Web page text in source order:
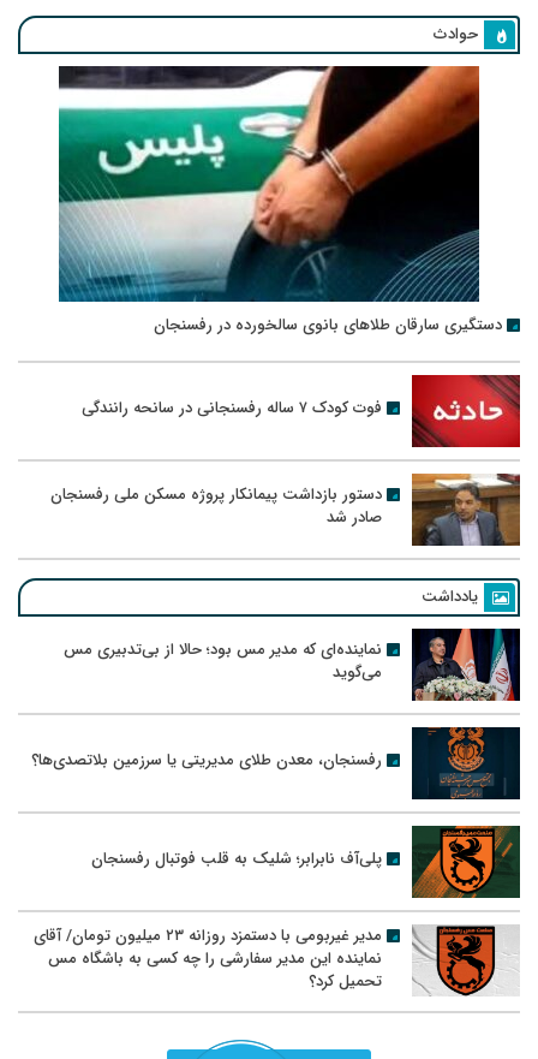
حوادث
دستگیری سارقان طلاهای بانوی سالخورده در رفسنجان
فوت کودک ۷ ساله رفسنجانی در سانحه رانندگی
دستور بازداشت پیمانکار پروژه مسکن ملی رفسنجان
صادر شد
یادداشت
نماینده‌ای که مدیر مس بود؛ حالا از بی‌تدبیری مس
می‌گوید
رفسنجان، معدن طلای مدیریتی یا سرزمین بلاتصدی‌ها؟
پلی‌آف نابرابر؛ شلیک به قلب فوتبال رفسنجان
مدیر غیربومی با دستمزد روزانه ۲۳ میلیون تومان/ آقای
نماینده این مدیر سفارشی را چه کسی به باشگاه مس
تحمیل کرد؟